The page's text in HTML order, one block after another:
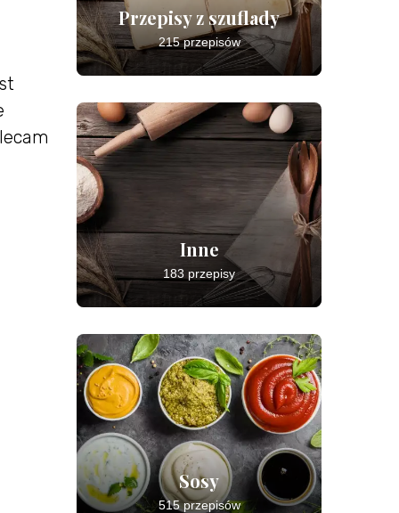
Przepisy z szuflady
215 przepisów
Inne
183 przepisy
Sosy
515 przepisów